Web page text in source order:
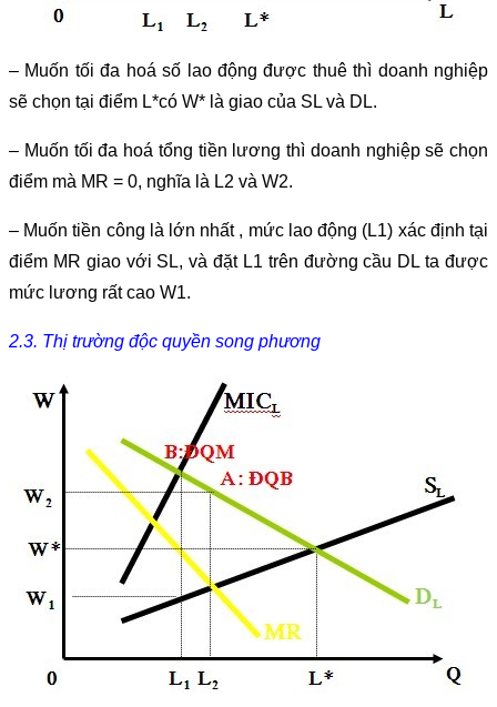
– Muốn tối đa hoá số lao động được thuê thì doanh nghiệp
sẽ chọn tại điểm L*có W* là giao của SL và DL.
– Muốn tối đa hoá tổng tiền lương thì doanh nghiệp sẽ chọn
điểm mà MR = 0, nghĩa là L2 và W2.
– Muốn tiền công là lớn nhất , mức lao động (L1) xác định tại
điểm MR giao với SL, và đặt L1 trên đường cầu DL ta được
mức lương rất cao W1.
2.3. Thị trường độc quyền song phương